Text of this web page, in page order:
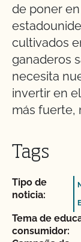
de poner
cultivados
ganaderos
necesita
invertir en
más fuerte,
Tags
Tipo de
noticia:
Tema de
consumidor: